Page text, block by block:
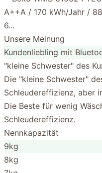
Unsere Meinung
Kundenliebling mit
"kleine Schwester" des
Die "kleine Schwester"
Schleudereffizienz, aber
Die Beste für wenig
Schleudereffizienz.
Nennkapazität
9kg
8kg